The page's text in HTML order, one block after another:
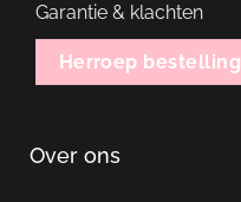
Garantie & klachten
Herroep bestelling
Over ons